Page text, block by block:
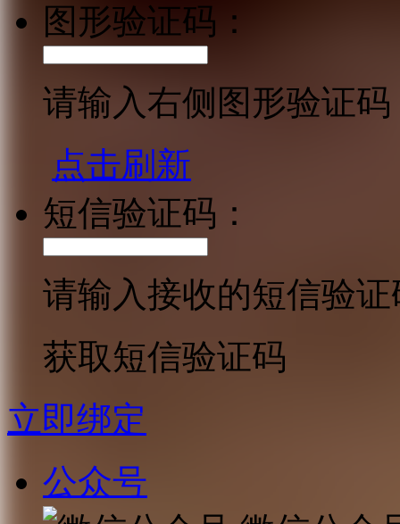
图形验证码：
请输入右侧图形验证码
点击刷新
短信验证码：
请输入接收的短信验证
获取短信验证码
立即绑定
公众号